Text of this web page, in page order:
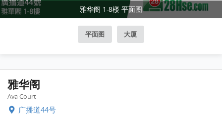
雅华阁 1-8楼 平面图
平面图 大厦
雅华阁
Ava Court
广播道44号